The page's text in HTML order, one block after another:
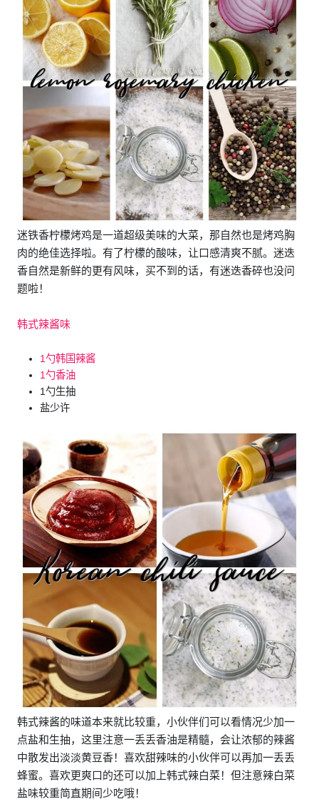
迷铁香柠檬烤鸡是一道超级美味的大菜，那自然也是烤鸡胸
肉的绝佳选择啦。有了柠檬的酸味，让口感清爽不腻。迷迭
香自然是新鲜的更有风味，买不到的话，有迷迭香碎也没问
题啦！
韩式辣酱味
1勺韩国辣酱
1勺香油
1勺生抽
盐少许
韩式辣酱的味道本来就比较重，小伙伴们可以看情况少加一
点盐和生抽，这里注意一丢丢香油是精髓，会让浓郁的辣酱
中散发出淡淡黄豆香！喜欢甜辣味的小伙伴可以再加一丢丢
蜂蜜。喜欢更爽口的还可以加上韩式辣白菜！但注意辣白菜
盐味较重简直期间少吃哦！